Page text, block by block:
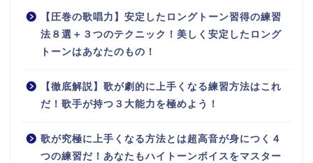
【圧巻の歌唱力】安定したロングトーン習得の練習
法８選＋３つのテクニック！美しく安定したロング
トーンはあなたのもの！
【徹底解説】歌が劇的に上手くなる練習方法はこれ
だ！歌手が持つ３大能力を極めよう！
歌が究極に上手くなる方法とは超高音が身につく４
つの練習だ！あなたもハイトーンボイスをマスター